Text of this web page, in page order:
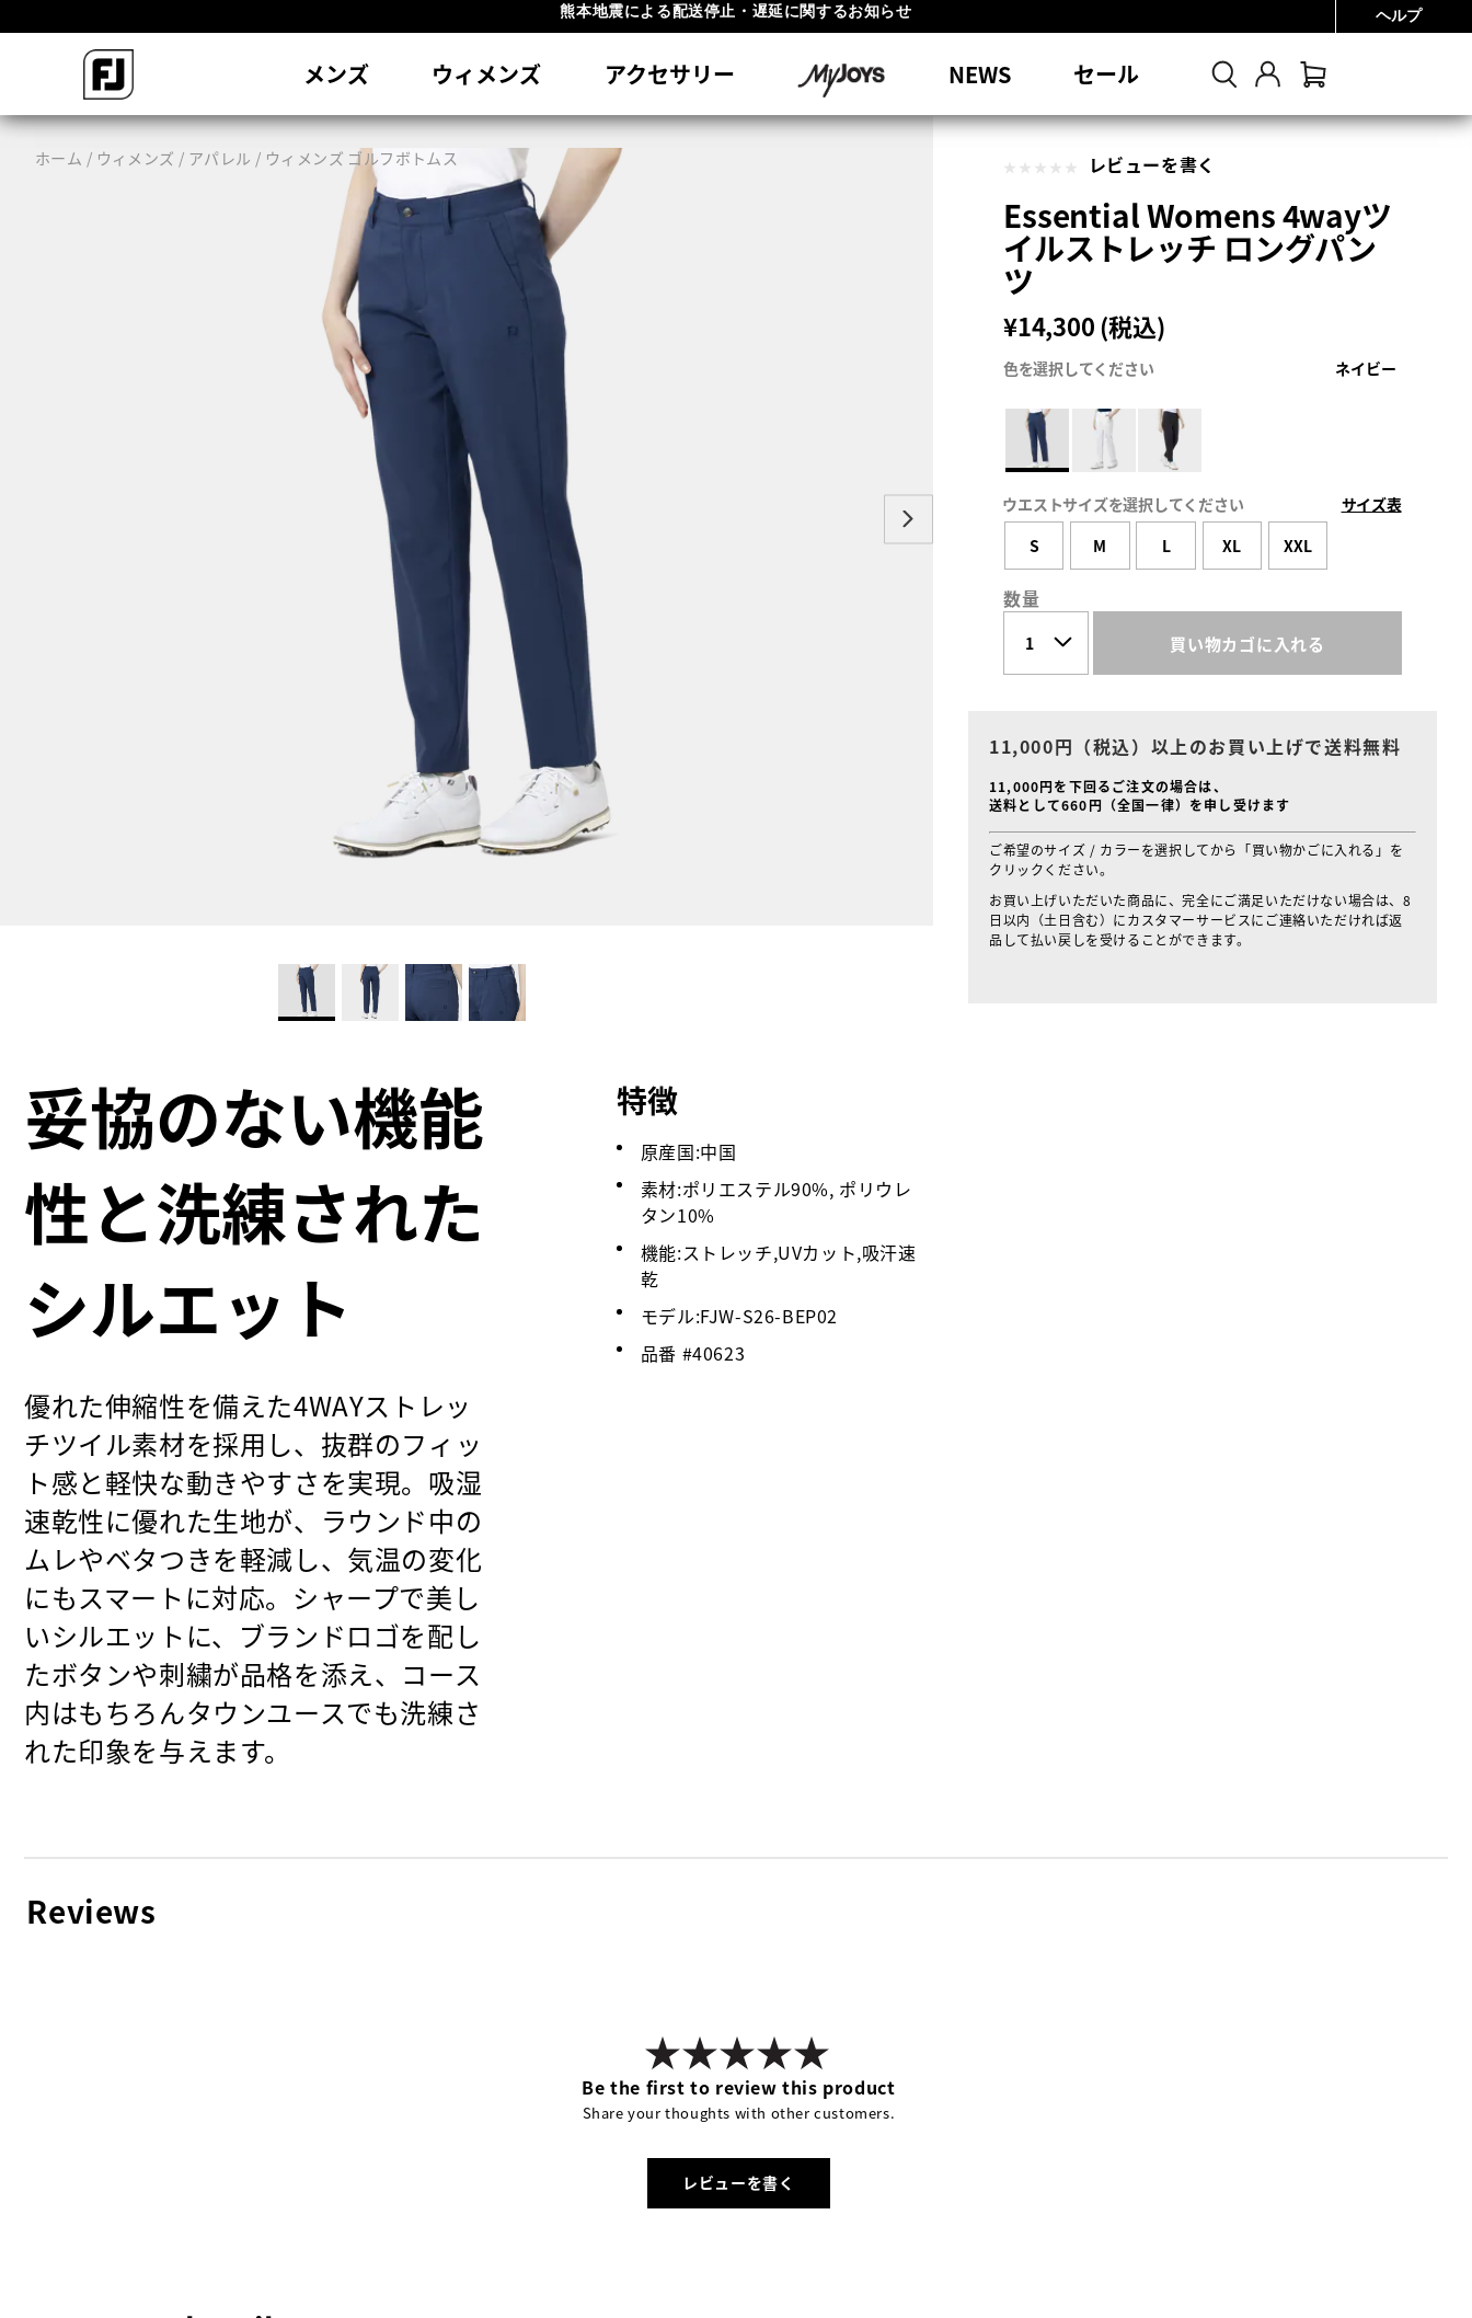
#1 SHOE IN GOLF #1 GLOVE IN GOLF
ヘルプ
メンズ ウィメンズ アクセサリー NEWS セール
ホーム ウィメンズ アパレル ウィメンズ ゴルフボトムス レビューを書く
Essential Womens 4wayツ
イルストレッチ ロングパン
ツ
¥14,300 (税込)
色を選択してください ネイビー
ウエストサイズを選択してください
サイズ表
S
M L XL XXL
数量
買い物カゴに入れる
11,000円（税込）以上のお買い上げで送料無料
11,000円を下回るご注文の場合は、
送料として660円（全国一律）を申し受けます
ご希望のサイズ / カラーを選択してから「買い物かごに入れる」を
クリックください。
お買い上げいただいた商品に、完全にご満足いただけない場合は、8
日以内（土日含む）にカスタマーサービスにご連絡いただければ返
品して払い戻しを受けることができます。
妥協のない機能
性と洗練された
シルエット
優れた伸縮性を備えた4WAYストレッ
チツイル素材を採用し、抜群のフィッ
ト感と軽快な動きやすさを実現。吸湿
速乾性に優れた生地が、ラウンド中の
ムレやベタつきを軽減し、気温の変化
にもスマートに対応。シャープで美し
いシルエットに、ブランドロゴを配し
たボタンや刺繍が品格を添え、コース
内はもちろんタウンユースでも洗練さ
れた印象を与えます。
特徴
原産国:中国
素材:ポリエステル90%, ポリウレ
タン10%
機能:ストレッチ,UVカット,吸汗速
乾
モデル:FJW-S26-BEP02
品番 #40623
Reviews
Be the first to review this product
Share your thoughts with other customers.
レビューを書く